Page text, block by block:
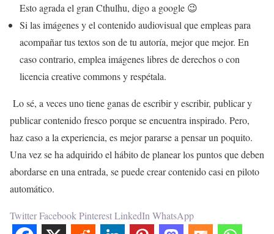
Esto agrada el gran Cthulhu, digo a google 😉
Si las imágenes y el contenido audiovisual que empleas para
acompañar tus textos son de tu autoría, mejor que mejor. En
caso contrario, emplea imágenes libres de derechos o con
licencia creative commons y respétala.
Lo sé, a veces uno tiene ganas de escribir y escribir, publicar y
publicar contenido fresco porque se encuentra inspirado. Pero,
haz caso a la experiencia, es mejor pararse a pensar un poquito.
Una vez se ha adquirido el hábito de planear los puntos que deben
abordarse en una entrada, se puede crear contenido casi en piloto
automático.
TwitterFacebook PinterestLinkedIn WhatsApp